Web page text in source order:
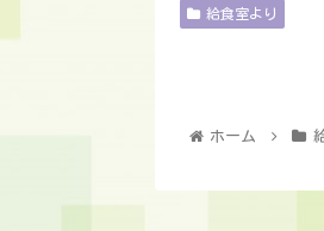
給食室より
ホーム